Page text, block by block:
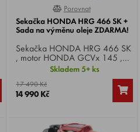
97%
Porovnat
Sekačka HONDA HRG 466 SK +
Sada na výměnu oleje ZDARMA!
Sekačka HONDA HRG 466 SK
, motor HONDA GCVx 145 ,
výkon 4,5 HP, záběr 46 cm,
pojezd 1 rychlost, podvozek
plech, koš 55 litrů,
INTEGROVANÉ MULČOVÁNÍ
Skladem 5+ ks
17 490 Kč
14 990 Kč